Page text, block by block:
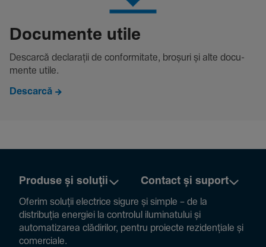
Docu­mente utile
Descarcă decla­rații de conformitate, broșuri și alte docu­
mente utile.
Descarcă
Produse și soluții Contact și suport
Oferim soluții electrice sigure și simple – de la
distribuția energiei la controlul ilumi­na­tului și
auto­ma­ti­zarea clădi­rilor, pentru proiecte rezi­den­țiale și
comer­ciale.